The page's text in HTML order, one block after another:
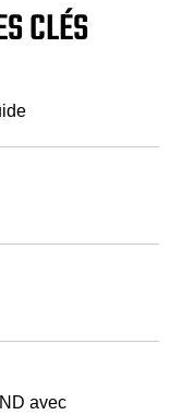
CLÉS
avec